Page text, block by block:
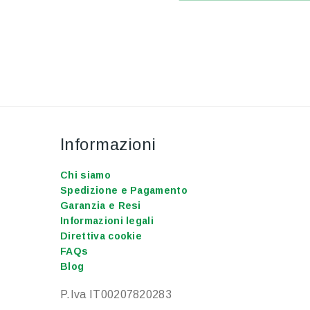
Informazioni
Chi siamo
Spedizione e Pagamento
Garanzia e Resi
Informazioni legali
Direttiva cookie
FAQs
Blog
P.Iva IT00207820283